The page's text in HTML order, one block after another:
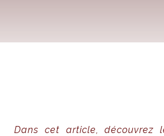
Dans cet article, découvrez